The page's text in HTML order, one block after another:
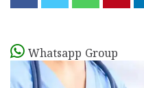
Whatsapp Group